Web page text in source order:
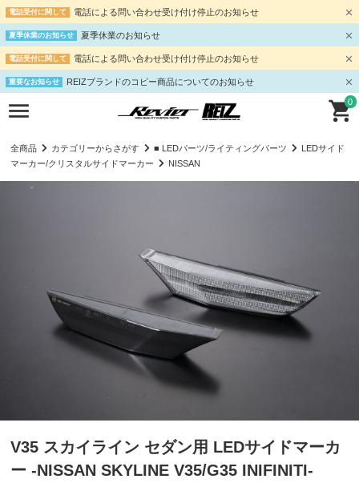
電話受付に関して 電話による問い合わせ受け付け停止のお知らせ
夏季休業のお知らせ 夏季休業のお知らせ
電話受付に関して 電話による問い合わせ受け付け停止のお知らせ
重要なお知らせ REIZブランドのコピー商品についてのお知らせ
0
全商品 カテゴリーからさがす ■ LEDパーツ/ライティングパーツ
LEDサイド
マーカー/クリスタルサイドマーカー
NISSAN
V35 スカイライン セダン用 LEDサイドマーカ
ー -NISSAN SKYLINE V35/G35 INIFINITI-